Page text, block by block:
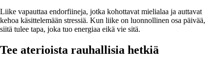
Liike vapauttaa endorfiineja, jotka kohottavat mielialaa ja auttavat
kehoa käsittelemään stressiä. Kun liike on luonnollinen osa päivää,
siitä tulee tapa, joka tuo energiaa eikä vie sitä.
Tee aterioista rauhallisia hetkiä